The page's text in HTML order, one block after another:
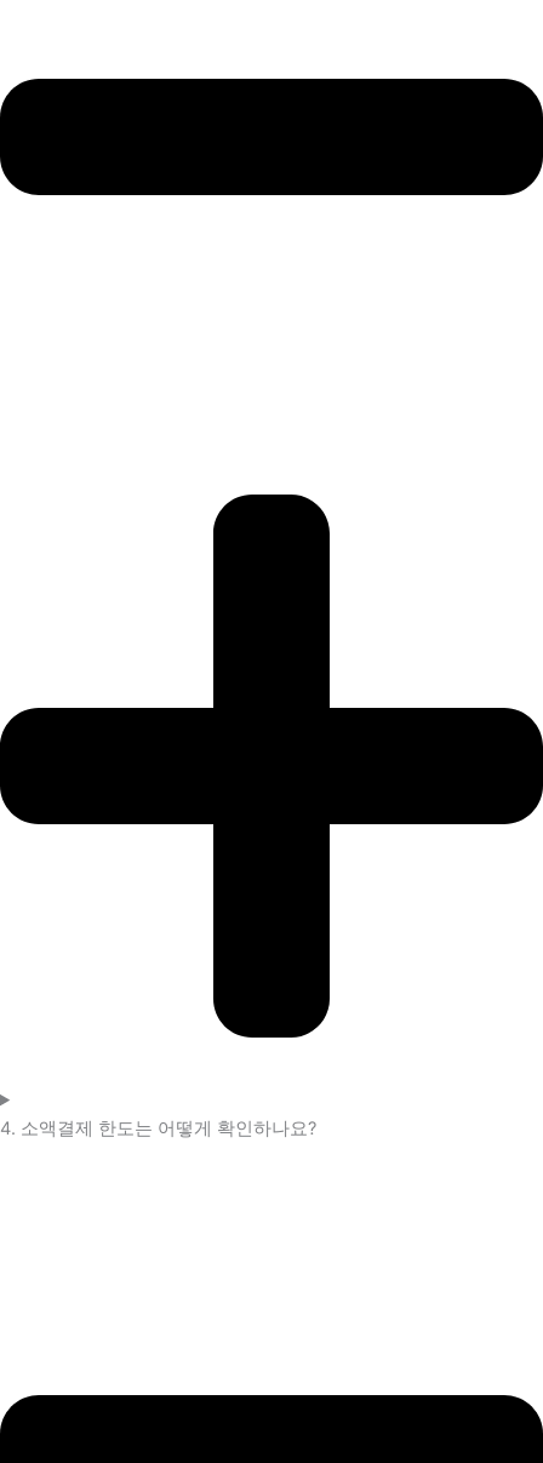
4. 소액결제 한도는 어떻게 확인하나요?